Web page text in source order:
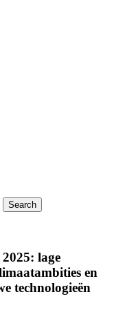
Search
lage
en
technologieën